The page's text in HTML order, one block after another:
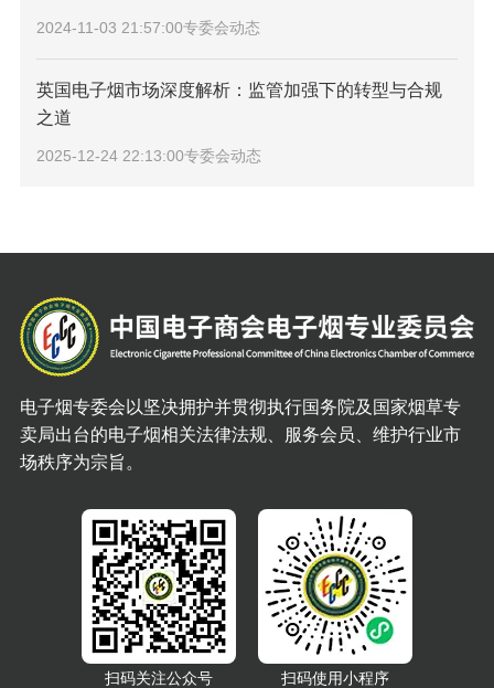
2024-11-03 21:57:00专委会动态
英国电子烟市场深度解析：监管加强下的转型与合规
之道
2025-12-24 22:13:00专委会动态
电子烟专委会以坚决拥护并贯彻执行国务院及国家烟草专
卖局出台的电子烟相关法律法规、服务会员、维护行业市
场秩序为宗旨。
扫码关注公众号 扫码使用小程序